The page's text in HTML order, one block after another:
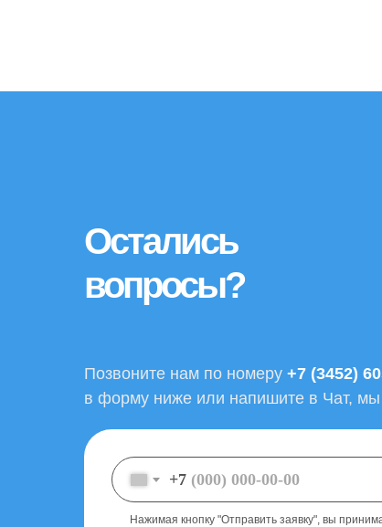
Позвоните нам по номеру +7 (3452)
в форму ниже или напишите в Чат, мы
+7
Остались
вопросы?
Нажимая кнопку "Отправить заявку", вы